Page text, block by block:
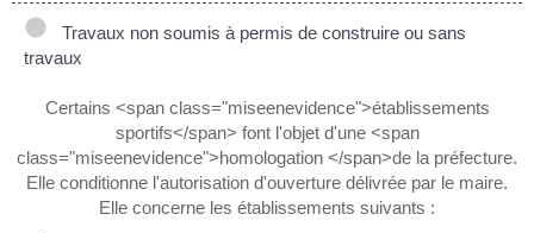
Travaux non soumis à permis de construire ou sans
travaux
Certains <span class="miseenevidence">établissements
sportifs</span> font l'objet d'une <span
class="miseenevidence">homologation </span>de la préfecture.
Elle conditionne l'autorisation d'ouverture délivrée par le maire.
Elle concerne les établissements suivants :